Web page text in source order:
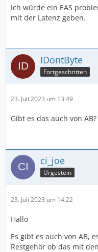
Ich würde ein EAS
mit der Latenz geben.
IDontByte
Fortgeschritten
23. Juli 2023 um 13:49
Gibt es das auch von AB?
ci_joe
Urgestein
23. Juli 2023 um 14:22
Hallo
Es gibt es auch von AB,
Restgehör ob das mit